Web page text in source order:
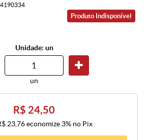
Produto Indisponível
Unidade: un
un
R$ 24,50
23,76economize 3% no Pix